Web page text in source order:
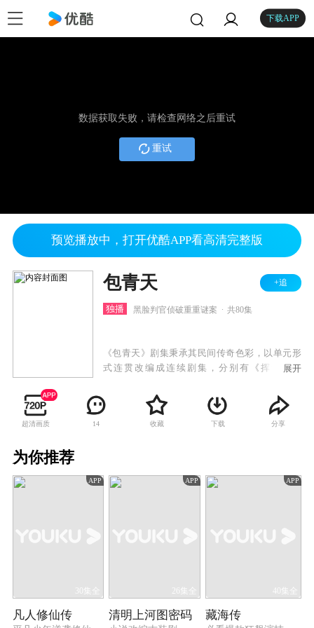
下载APP
数据获取失败，请检查网络之后重试
重试
预览播放中，打开优酷APP看高清完整版
包青天 +追
独播 黑脸判官侦破重重谜案 共80集
《包青天》剧集秉承其民间传奇色彩，以单元形
式连贯改编成连续剧集，分别有《挥泪斩公
坊》等十六个单元故事，连结成一个八十集剧
集，并以案件为经，人情为纬，交织成一篇情理
交融的感人故事。
展开
超清画质 14 收藏 下载 分享
为你推荐
APP
30集全
凡人修仙传
APP
26集全
清明上河图密码
APP
40集全
藏海传